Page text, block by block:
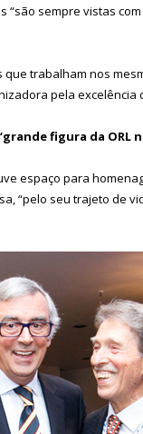
“são sempre vistas
trabalham nos
pela excelência
figura da ORL
espaço para
“pelo seu trajeto de